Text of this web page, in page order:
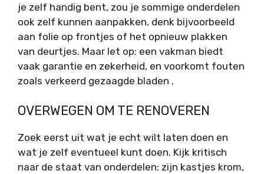
je zelf handig bent, zou je sommige onderdelen
ook zelf kunnen aanpakken, denk bijvoorbeeld
aan folie op frontjes of het opnieuw plakken
van deurtjes. Maar let op: een vakman biedt
vaak garantie en zekerheid, en voorkomt fouten
zoals verkeerd gezaagde bladen .
OVERWEGEN OM TE RENOVEREN
Zoek eerst uit wat je echt wilt laten doen en
wat je zelf eventueel kunt doen. Kijk kritisch
naar de staat van onderdelen: zijn kastjes krom,